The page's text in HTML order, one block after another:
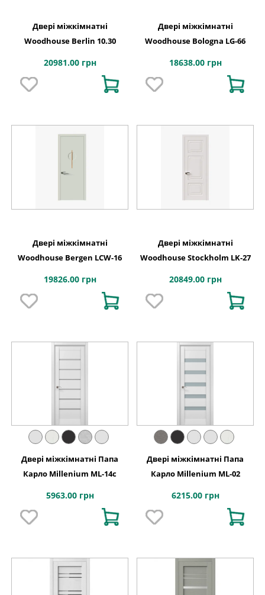
Двері міжкімнатні
Woodhouse Berlin 10.30
20981.00 грн
Двері міжкімнатні
Woodhouse Bologna LG-66
18638.00 грн
Двері міжкімнатні
Woodhouse Bergen LCW-16
19826.00 грн
Двері міжкімнатні
Woodhouse Stockholm LK-27
20849.00 грн
Двері міжкімнатні Папа
Карло Millenium ML-14с
5963.00 грн
Двері міжкімнатні Папа
Карло Millenium ML-02
6215.00 грн